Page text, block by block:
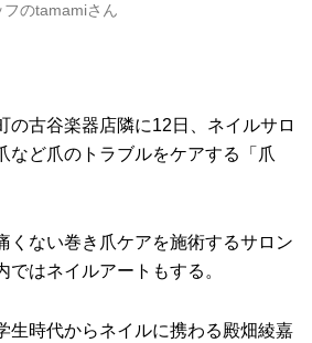
のtamamiさん
古谷楽器店隣に12日、ネイルサロ
など爪のトラブルをケアする「爪
ない巻き爪ケアを施術するサロン
ではネイルアートもする。
時代からネイルに携わる殿畑綾嘉